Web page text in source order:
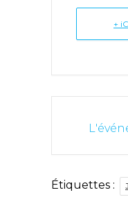
+
Étiquettes :